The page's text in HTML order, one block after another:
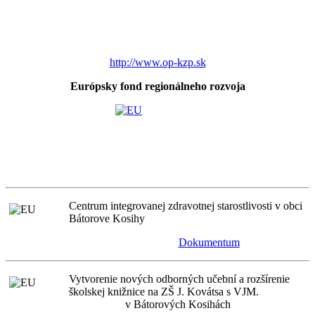
http://www.op-kzp.sk
Európsky fond regionálneho rozvoja
Centrum integrovanej zdravotnej starostlivosti v obci
Bátorove Kosihy
Dokumentum
Vytvorenie nových odborných učební a rozšírenie
školskej knižnice na ZŠ J. Kovátsa s VJM.
v Bátorových Kosihách